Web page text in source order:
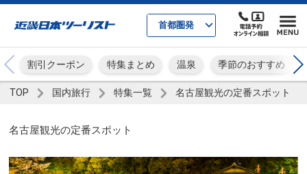
首都圏発
割引クーポン 特集まとめ 温泉 季節のおすすめ
TOP 国内旅行 特集一覧 名古屋観光の定番スポット
名古屋観光の定番スポット